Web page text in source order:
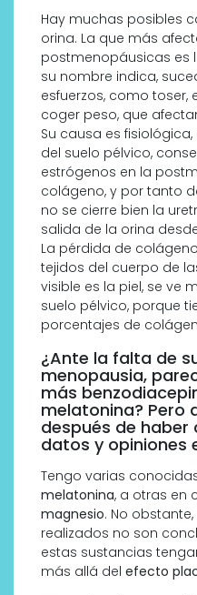
Hay muchas posibles
orina. La que más
postmenopáusicas es
su nombre indica,
esfuerzos, como toser,
coger peso, que
Su causa es
del suelo pélvico,
estrógenos en la
colágeno, y por tanto
no se cierre bien la
salida de la orina
La pérdida de
tejidos del cuerpo de
visible es la piel, se ve
suelo pélvico, porque
porcentajes de
¿Ante la falta de
menopausia,
más
melatonina? Pero
después de
datos y opiniones
Tengo varias
melatonina, a otras en
magnesio. No
realizados no son
estas sustancias
más allá del efecto